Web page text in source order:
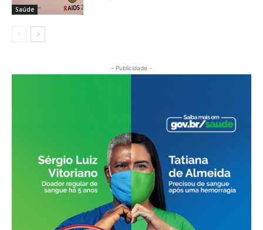
Saúde
- Publicidade -